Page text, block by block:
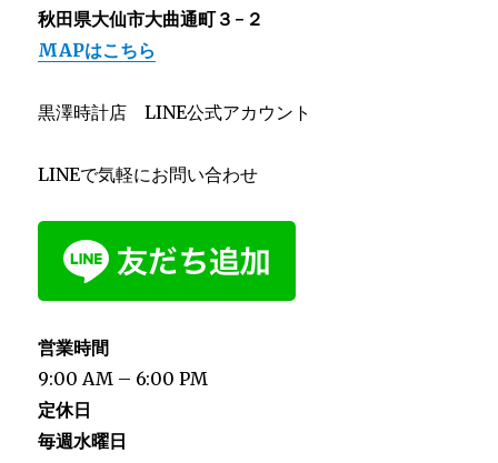
秋田県大仙市大曲通町３−２
MAPはこちら
黒澤時計店 LINE公式アカウント
LINEで気軽にお問い合わせ
営業時間
9:00 AM – 6:00 PM
定休日
毎週水曜日